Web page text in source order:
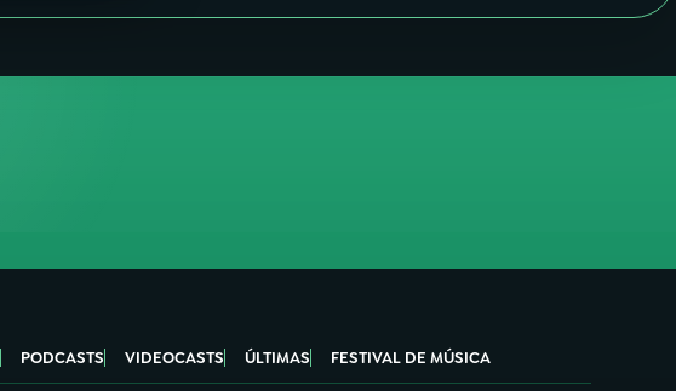
PODCASTS VIDEOCASTS ÚLTIMAS FESTIVAL DE MÚSICA